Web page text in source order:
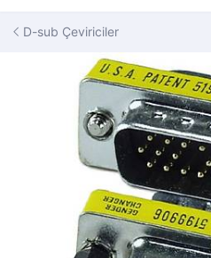
D-sub Çeviriciler